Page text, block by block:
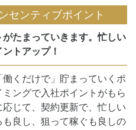
センティブポイント
たまっていきます。忙しい
トアップ！
くだけで」貯まっていくポ
ングで入社ポイントがもら
じて、契約更新で、忙しい
良し、狙って稼ぐも良しの